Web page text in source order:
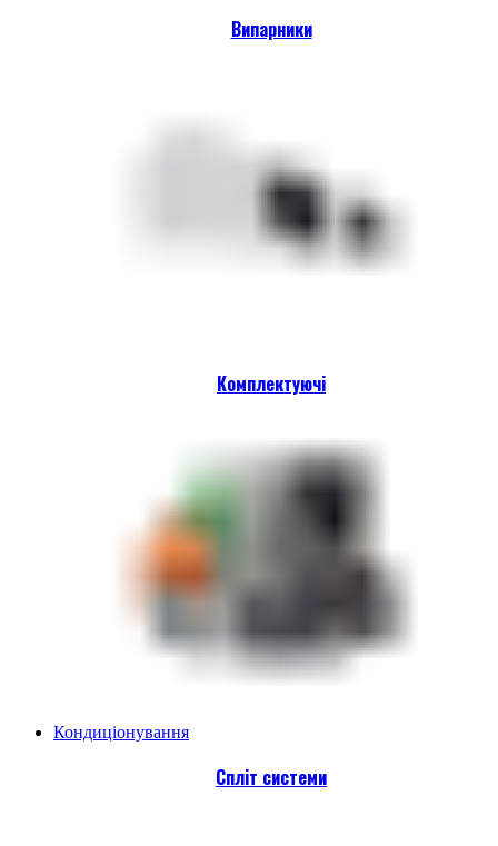
Випарники
Комплектуючі
Кондиціонування
Спліт системи